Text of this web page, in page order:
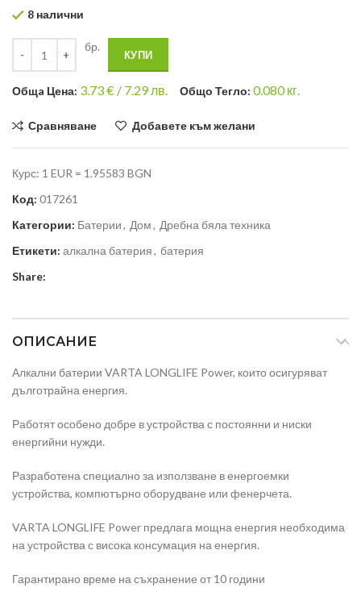
8 налични
бр.
КУПИ
Общa Цена: 3.73€ / 7.29 лв. Общо Тегло: 0.080кг.
Сравняване Добавете към желани
Курс: 1 EUR = 1.95583 BGN
Код: 017261
Категории: Батерии, Дом, Дребна бяла техника
Етикети: алкална батерия, батерия
Share:
ОПИСАНИЕ
Алкални батерии VARTA LONGLIFE Power, които осигуряват
дълготрайна енергия.
Работят особено добре в устройства с постоянни и ниски
енергийни нужди.
Разработена специално за използване в енергоемки
устройства, компютърно оборудване или фенерчета.
VARTA LONGLIFE Power предлага мощна енергия необходима
на устройства с висока консумация на енергия.
Гарантирано време на съхранение от 10 години